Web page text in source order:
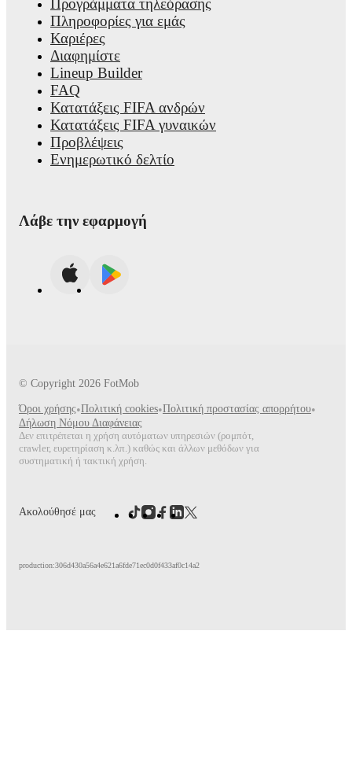
Προγράμματα τηλεόρασης
Πληροφορίες για εμάς
Καριέρες
Διαφημίστε
Lineup Builder
FAQ
Κατατάξεις FIFA ανδρών
Κατατάξεις FIFA γυναικών
Προβλέψεις
Ενημερωτικό δελτίο
Λάβε την εφαρμογή
© Copyright 2026 FotMob
Όροι χρήσης•Πολιτική cookies•Πολιτική προστασίας απορρήτου•
Δήλωση Νόμου Διαφάνειας
Δεν επιτρέπεται η χρήση αυτόματων υπηρεσιών (ρομπότ,
crawler, ευρετηρίαση κ.λπ.) καθώς και άλλων μεθόδων για
συστηματική ή τακτική χρήση.
Ακολούθησέ μας
production:306d430a56a4e621a6fde71ec0d0f433af0c14a2